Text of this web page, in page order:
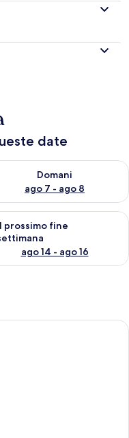
date
ago 6 - ago 7
Domani
ago 7 - ago 8
la disponibilità per
settimana, ago 7 - ago
prossimo fine
ago 14 - ago 16
la disponibilità per il
d'albergo con un letto,